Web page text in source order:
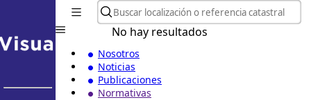
No hay resultados
Nosotros
Noticias
Publicaciones
Normativas